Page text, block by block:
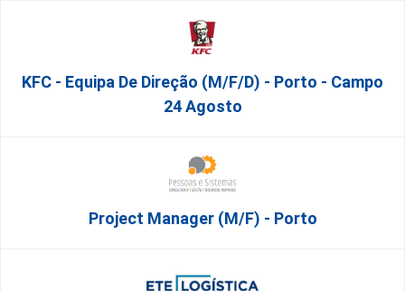
KFC - Equipa De Direção (m/f/d) - Porto - Campo
24 Agosto
Project Manager (m/f) - Porto